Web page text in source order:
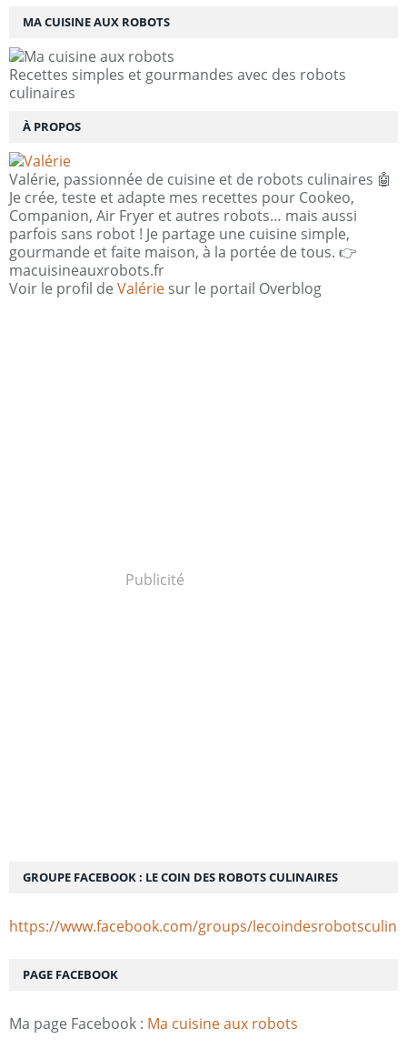
MA CUISINE AUX ROBOTS
Recettes simples et gourmandes avec des robots
culinaires
À PROPOS
Valérie, passionnée de cuisine et de robots culinaires 🤖
Je crée, teste et adapte mes recettes pour Cookeo,
Companion, Air Fryer et autres robots… mais aussi
parfois sans robot ! Je partage une cuisine simple,
gourmande et faite maison, à la portée de tous. 👉
macuisineauxrobots.fr
Voir le profil de Valérie sur le portail Overblog
Publicité
PAGE FACEBOOK
Ma page Facebook : Ma cuisine aux robots
GROUPE FACEBOOK : LE COIN DES ROBOTS CULINAIRES
https://www.facebook.com/groups/